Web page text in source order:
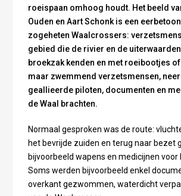
roeispaan omhoog houdt. Het beeld
Ouden en Aart Schonk is een
zogeheten Waalcrossers:
gebied die de rivier en de
broekzak kenden en met roeibootjes
maar zwemmend verzetsmensen,
geallieerde piloten, documenten en
de Waal brachten.
Normaal gesproken was de route:
het bevrijde zuiden en terug naar bezet
bijvoorbeeld wapens en medicijnen voor
Soms werden bijvoorbeeld enkel
overkant gezwommen, waterdicht